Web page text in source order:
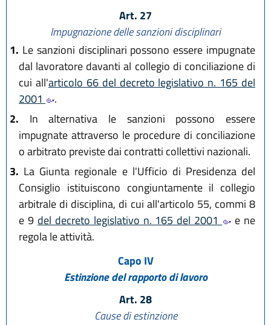
Art. 27
Impugnazione delle sanzioni disciplinari
1. Le sanzioni disciplinari possono essere impugnate
dal lavoratore davanti al collegio di conciliazione di
cui all'articolo 66 del decreto legislativo n. 165 del
2001
.
2. In alternativa le sanzioni possono essere
impugnate attraverso le procedure di conciliazione
o arbitrato previste dai contratti collettivi nazionali.
3. La Giunta regionale e l'Ufficio di Presidenza del
Consiglio istituiscono congiuntamente il collegio
arbitrale di disciplina, di cui all'articolo 55, commi 8
e 9 del decreto legislativo n. 165 del 2001
e ne
regola le attività.
Capo IV
Estinzione del rapporto di lavoro
Art. 28
Cause di estinzione